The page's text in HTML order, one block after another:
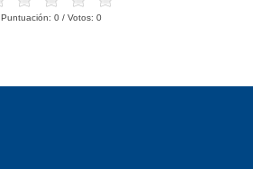
Puntuación: 0 / Votos: 0